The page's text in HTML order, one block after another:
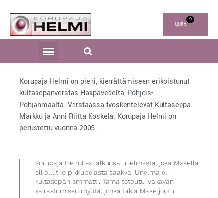
0,00€
0
Korupaja Helmi on pieni, kierrättämiseen erikoistunut
kultasepänverstas Haapavedeltä, Pohjois-
Pohjanmaalta. Verstaassa työskentelevät Kultaseppä
Markku ja Anni-Riitta Koskela. Korupaja Helmi on
perustettu vuonna 2005 .
Korupaja Helmi sai alkunsa unelmasta, joka Makella
oli ollut jo pikkupojasta saakka. Unelma oli
kultasepän ammatti. Tämä toteutui vakavan
sairastumisen myötä, jonka takia Make joutui